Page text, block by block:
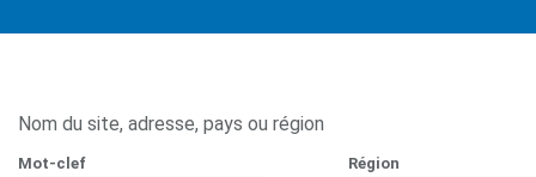
Nom du site, adresse, pays ou région
Mot-clef Région